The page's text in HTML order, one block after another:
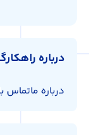
درباره
درباره ماتماس